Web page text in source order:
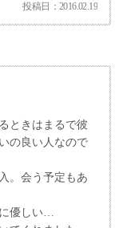
投稿日：2016.02.19
ときはまるで彼
の良い人なので
。会う予定もあ
優しい…